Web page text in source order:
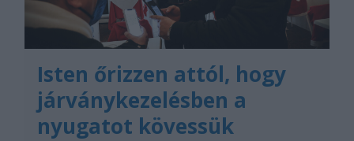
Isten őrizzen attól, hogy
járványkezelésben a
nyugatot kövessük